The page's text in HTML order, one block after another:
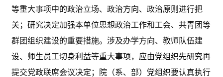
等重大事项中的政治立场、政治方向、政治原则进行把
关；研究决定加强本单位思想政治工作和工会、共青团等
群团组织建设的重要措施。涉及办学方向、教师队伍建
设、师生员工切身利益等重大事项，应由党组织先研究再
提交党政联席会议决定；院（系、部）党组织要认真执行